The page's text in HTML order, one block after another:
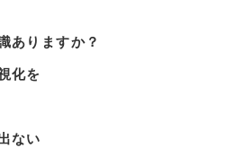
ありますか？
化を
ない